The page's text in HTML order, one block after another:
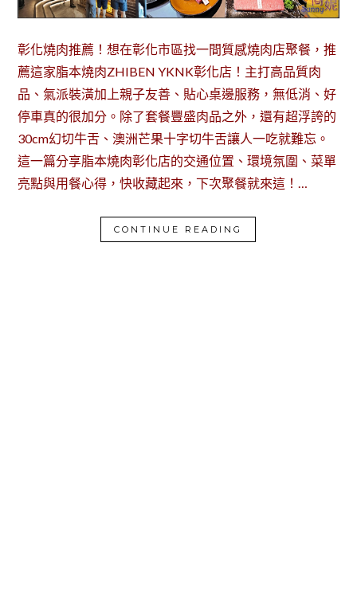
彰化燒肉推薦！想在彰化市區找一間質感燒肉店聚餐，推
薦這家脂本燒肉ZHIBEN YKNK彰化店！主打高品質肉
品、氣派裝潢加上親子友善、貼心桌邊服務，無低消、好
停車真的很加分。除了套餐豐盛肉品之外，還有超浮誇的
30cm幻切牛舌、澳洲芒果十字切牛舌讓人一吃就難忘。
這一篇分享脂本燒肉彰化店的交通位置、環境氛圍、菜單
亮點與用餐心得，快收藏起來，下次聚餐就來這！…
CONTINUE READING